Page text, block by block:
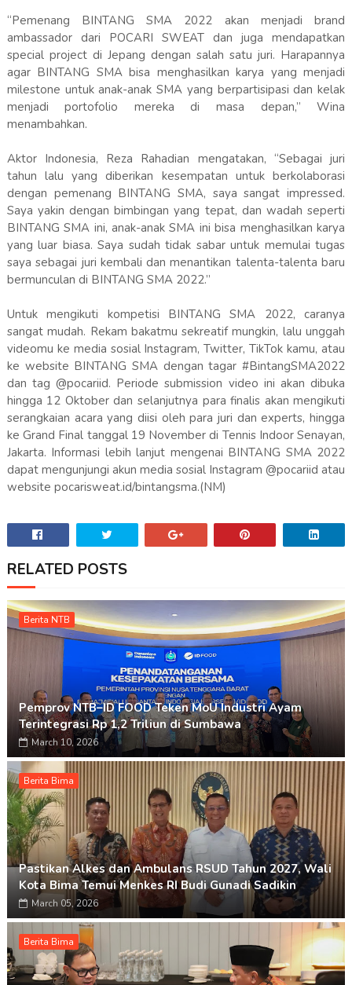
“Pemenang BINTANG SMA 2022 akan menjadi brand
ambassador dari POCARI SWEAT dan juga mendapatkan
special project di Jepang dengan salah satu juri. Harapannya
agar BINTANG SMA bisa menghasilkan karya yang menjadi
milestone untuk anak-anak SMA yang berpartisipasi dan kelak
menjadi portofolio mereka di masa depan,” Wina
menambahkan.
Aktor Indonesia, Reza Rahadian mengatakan, “Sebagai juri
tahun lalu yang diberikan kesempatan untuk berkolaborasi
dengan pemenang BINTANG SMA, saya sangat impressed.
Saya yakin dengan bimbingan yang tepat, dan wadah seperti
BINTANG SMA ini, anak-anak SMA ini bisa menghasilkan karya
yang luar biasa. Saya sudah tidak sabar untuk memulai tugas
saya sebagai juri kembali dan menantikan talenta-talenta baru
bermunculan di BINTANG SMA 2022.”
Untuk mengikuti kompetisi BINTANG SMA 2022, caranya
sangat mudah. Rekam bakatmu sekreatif mungkin, lalu unggah
videomu ke media sosial Instagram, Twitter, TikTok kamu, atau
ke website BINTANG SMA dengan tagar #BintangSMA2022
dan tag @pocariid. Periode submission video ini akan dibuka
hingga 12 Oktober dan selanjutnya para finalis akan mengikuti
serangkaian acara yang diisi oleh para juri dan experts, hingga
ke Grand Final tanggal 19 November di Tennis Indoor Senayan,
Jakarta. Informasi lebih lanjut mengenai BINTANG SMA 2022
dapat mengunjungi akun media sosial Instagram @pocariid atau
website pocarisweat.id/bintangsma.(NM)
RELATED POSTS
Berita NTB
Pemprov NTB–ID FOOD Teken MoU Industri Ayam
Terintegrasi Rp 1,2 Triliun di Sumbawa
March 10, 2026
Berita Bima
Pastikan Alkes dan Ambulans RSUD Tahun 2027, Wali
Kota Bima Temui Menkes RI Budi Gunadi Sadikin
March 05, 2026
Berita Bima